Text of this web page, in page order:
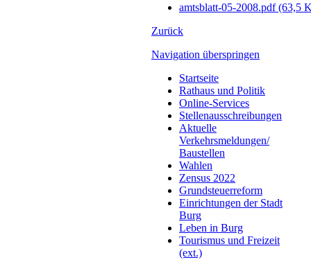
amtsblatt-05-2008.pdf(63,5
Zurück
Navigation überspringen
Startseite
Rathaus und Politik
Online-Services
Stellenausschreibungen
Aktuelle
Verkehrsmeldungen/
Baustellen
Wahlen
Zensus 2022
Grundsteuerreform
Einrichtungen der Stadt
Burg
Leben in Burg
Tourismus und Freizeit
(ext.)